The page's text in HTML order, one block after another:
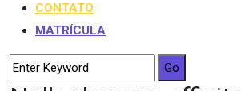
CONTATO
MATRÍCULA